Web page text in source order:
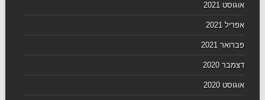
אוגוסט 2021
אפריל 2021
פברואר 2021
דצמבר 2020
אוגוסט 2020